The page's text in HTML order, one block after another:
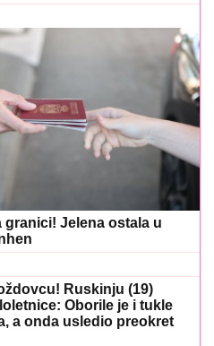
granici! Jelena ostala u
Ruskinju (19)
Oborile je i tukle
a onda usledio preokret